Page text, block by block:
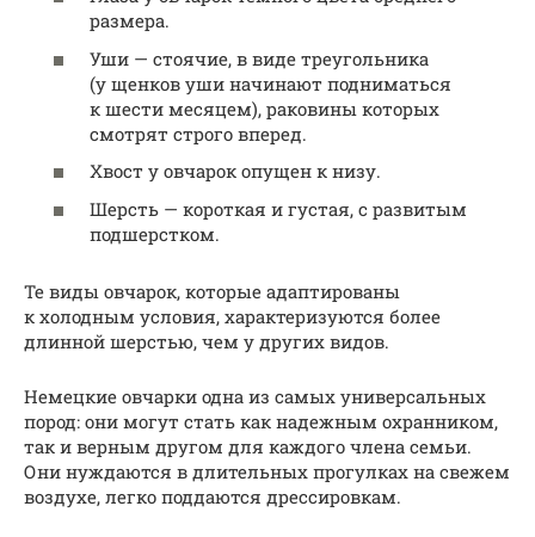
размера.
Уши — стоячие, в виде треугольника
(у щенков уши начинают подниматься
к шести месяцем), раковины которых
смотрят строго вперед.
Хвост у овчарок опущен к низу.
Шерсть — короткая и густая, с развитым
подшерстком.
Те виды овчарок, которые адаптированы
к холодным условия, характеризуются более
длинной шерстью, чем у других видов.
Немецкие овчарки одна из самых универсальных
пород: они могут стать как надежным охранником,
так и верным другом для каждого члена семьи.
Они нуждаются в длительных прогулках на свежем
воздухе, легко поддаются дрессировкам.